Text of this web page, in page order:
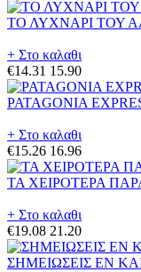
ΤΟ ΛΥΧΝΑΡΙ ΤΟΥ
+ Στο καλαθι
€14.31 15.90
PATAGONIA
+ Στο καλαθι
€15.26 16.96
ΤΑ ΧΕΙΡΟΤΕΡΑ
+ Στο καλαθι
€19.08 21.20
ΣΗΜΕΙΩΣΕΙΣ ΕΝ